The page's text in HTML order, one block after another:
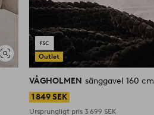
Visa
Outlet
VÅGHOLMEN sänggavel 160 cm
1 849 SEK
Ursprungligt pris3 699 SEK